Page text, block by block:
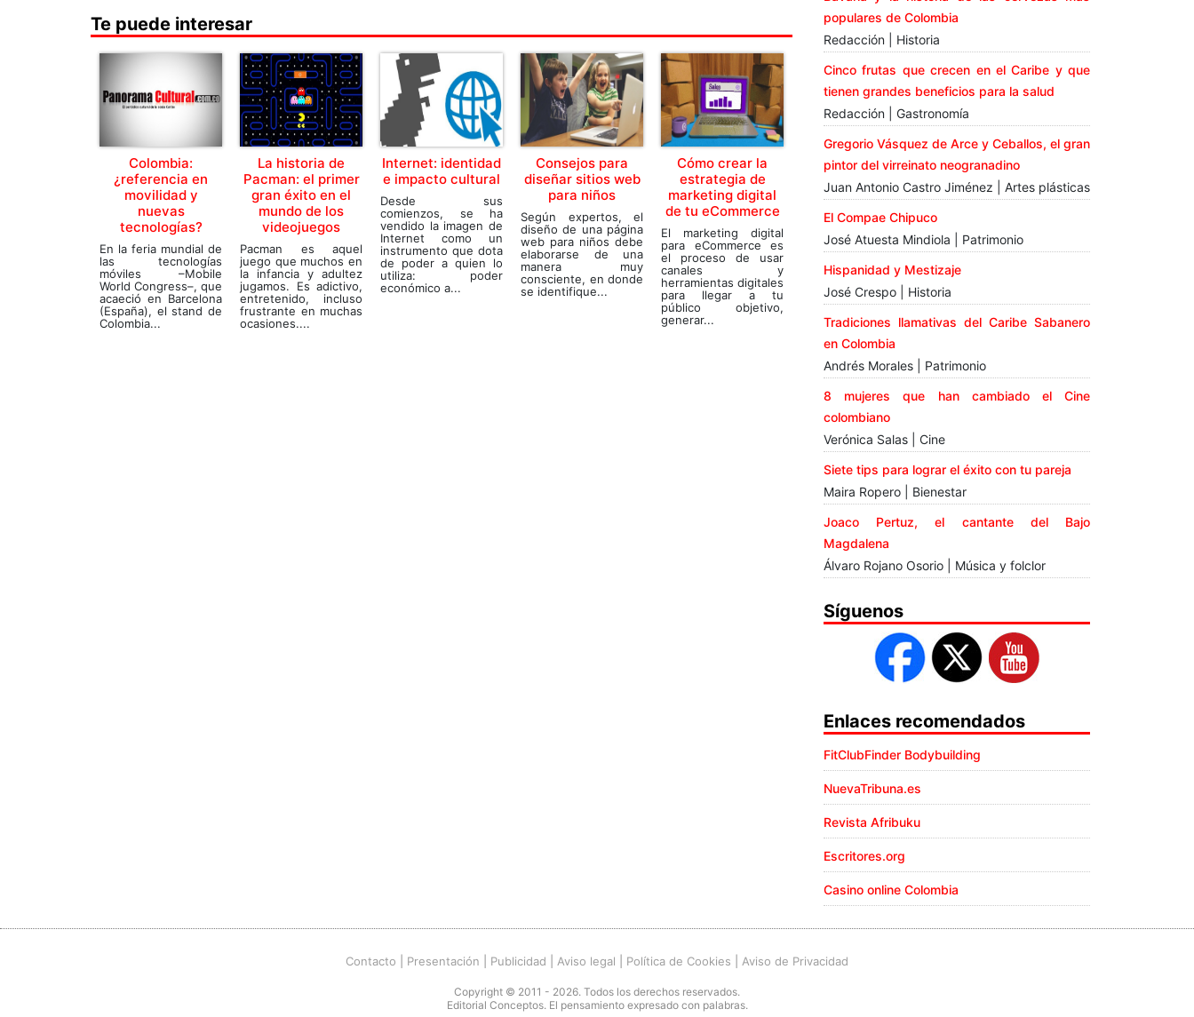
Te puede interesar
Colombia:
¿referencia en
movilidad y
nuevas
tecnologías?
En la feria mundial de
las tecnologías
móviles –Mobile
World Congress–, que
acaeció en Barcelona
(España), el stand de
Colombia...
La historia de
Pacman: el primer
gran éxito en el
mundo de los
videojuegos
Pacman es aquel
juego que muchos en
la infancia y adultez
jugamos. Es adictivo,
entretenido, incluso
frustrante en muchas
ocasiones....
Internet: identidad
e impacto cultural
Desde sus
comienzos, se ha
vendido la imagen de
Internet como un
instrumento que dota
de poder a quien lo
utiliza: poder
económico a...
Consejos para
diseñar sitios web
para niños
Según expertos, el
diseño de una página
web para niños debe
elaborarse de una
manera muy
consciente, en donde
se identifique...
Cómo crear la
estrategia de
marketing digital
de tu eCommerce
El marketing digital
para eCommerce es
el proceso de usar
canales y
herramientas digitales
para llegar a tu
público objetivo,
generar...
populares de Colombia
Redacción | Historia
Cinco frutas que crecen en el Caribe y que
tienen grandes beneficios para la salud
Redacción | Gastronomía
Gregorio Vásquez de Arce y Ceballos, el gran
pintor del virreinato neogranadino
Juan Antonio Castro Jiménez | Artes plásticas
El Compae Chipuco
José Atuesta Mindiola | Patrimonio
Hispanidad y Mestizaje
José Crespo | Historia
Tradiciones llamativas del Caribe Sabanero
en Colombia
Andrés Morales | Patrimonio
8 mujeres que han cambiado el Cine
colombiano
Verónica Salas | Cine
Siete tips para lograr el éxito con tu pareja
Maira Ropero | Bienestar
Joaco Pertuz, el cantante del Bajo
Magdalena
Álvaro Rojano Osorio | Música y folclor
Síguenos
Enlaces recomendados
FitClubFinder Bodybuilding
NuevaTribuna.es
Revista Afribuku
Escritores.org
Casino online Colombia
Contacto Presentación Publicidad Aviso legal Política de Cookies Aviso de Privacidad
Copyright © 2011 - 2026. Todos los derechos reservados.
Editorial Conceptos. El pensamiento expresado con palabras.